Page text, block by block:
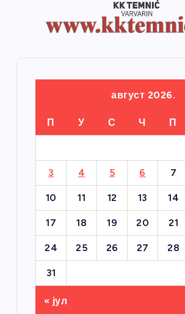
август 2026.
П У С Ч П
3 4 5 6 7
10 11 12 13 14
17 18 19 20 21
24 25 26 27 28
31
« јул